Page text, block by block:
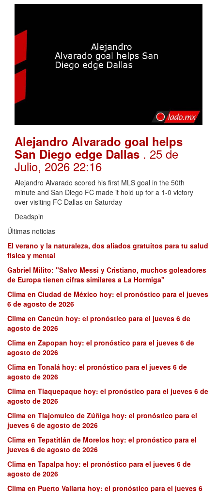
Alejandro Alvarado goal helps
San Diego edge Dallas . 25 de
Julio, 2026 22:16
Alejandro Alvarado scored his first MLS goal in the 50th
minute and San Diego FC made it hold up for a 1-0 victory
over visiting FC Dallas on Saturday
Deadspin
Últimas noticias
El verano y la naturaleza, dos aliados gratuitos para tu salud
física y mental
Gabriel Milito: "Salvo Messi y Cristiano, muchos goleadores
de Europa tienen cifras similares a La Hormiga"
Clima en Ciudad de México hoy: el pronóstico para el jueves
6 de agosto de 2026
Clima en Cancún hoy: el pronóstico para el jueves 6 de
agosto de 2026
Clima en Zapopan hoy: el pronóstico para el jueves 6 de
agosto de 2026
Clima en Tonalá hoy: el pronóstico para el jueves 6 de
agosto de 2026
Clima en Tlaquepaque hoy: el pronóstico para el jueves 6 de
agosto de 2026
Clima en Tlajomulco de Zúñiga hoy: el pronóstico para el
jueves 6 de agosto de 2026
Clima en Tepatitlán de Morelos hoy: el pronóstico para el
jueves 6 de agosto de 2026
Clima en Tapalpa hoy: el pronóstico para el jueves 6 de
agosto de 2026
Clima en Puerto Vallarta hoy: el pronóstico para el jueves 6